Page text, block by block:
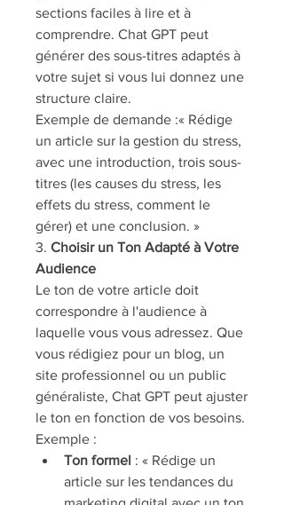
sections faciles à lire et à
comprendre. Chat GPT peut
générer des sous-titres adaptés à
votre sujet si vous lui donnez une
structure claire.
Exemple de demande :« Rédige
un article sur la gestion du stress,
avec une introduction, trois sous-
titres (les causes du stress, les
effets du stress, comment le
gérer) et une conclusion. »
3. Choisir un Ton Adapté à Votre
Audience
Le ton de votre article doit
correspondre à l'audience à
laquelle vous vous adressez. Que
vous rédigiez pour un blog, un
site professionnel ou un public
généraliste, Chat GPT peut ajuster
le ton en fonction de vos besoins.
Exemple :
Ton formel : « Rédige un
article sur les tendances du